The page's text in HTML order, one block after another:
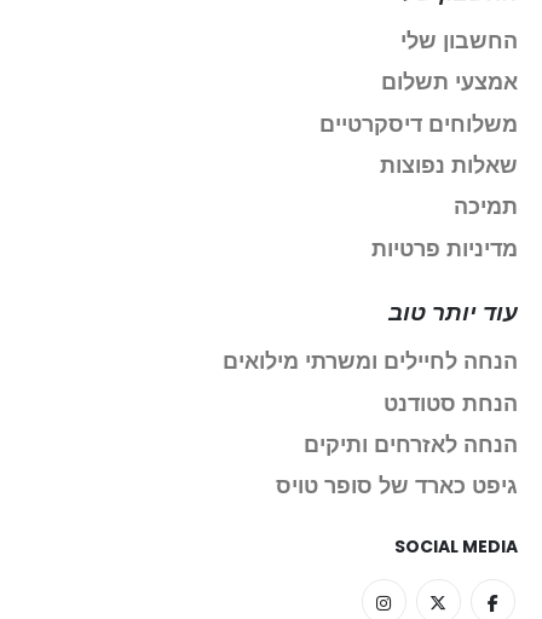
החשבון שלי
אמצעי תשלום
משלוחים דיסקרטיים
שאלות נפוצות
תמיכה
מדיניות פרטיות
עוד יותר טוב
הנחה לחיילים ומשרתי מילואים
הנחת סטודנט
הנחה לאזרחים ותיקים
גיפט כארד של סופר טויס
SOCIAL MEDIA